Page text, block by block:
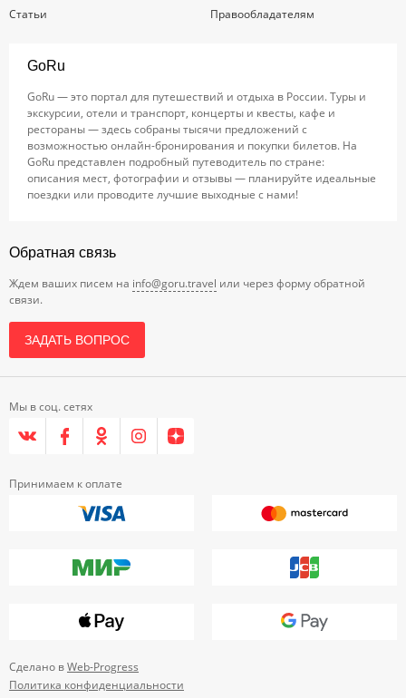
Статьи
Правообладателям
GoRu
GoRu — это портал для путешествий и отдыха в России. Туры и
экскурсии, отели и транспорт, концерты и квесты, кафе и
рестораны — здесь собраны тысячи предложений с
возможностью онлайн-бронирования и покупки билетов. На
GoRu представлен подробный путеводитель по стране:
описания мест, фотографии и отзывы — планируйте идеальные
поездки или проводите лучшие выходные с нами!
Обратная связь
Ждем ваших писем на info@goru.travel или через форму обратной
связи.
ЗАДАТЬ ВОПРОС
Мы в соц. сетях
Принимаем к оплате
Сделано вWeb-Progress
Политика конфиденциальности